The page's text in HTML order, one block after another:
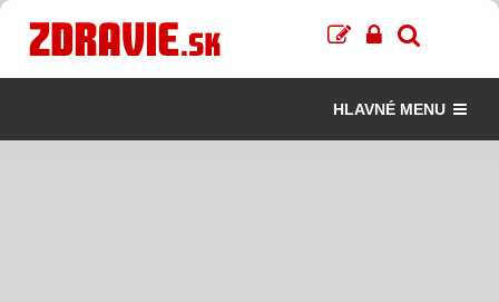
HLAVNÉ MENU